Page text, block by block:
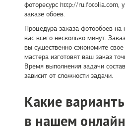
фоторесурс http://ru.fotolia.com,
заказе обоев.
Процедура заказа фотообоев на
вас всего несколько минут.
вы существенно сэкономите
мастера изготовят ваш заказ
Время выполнения задачи
зависит от сложности задачи.
Какие
в нашем